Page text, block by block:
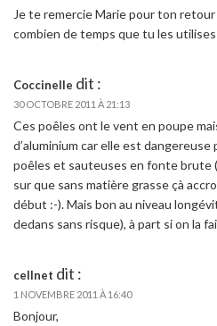
Je te remercie Marie pour ton
combien de temps que tu les utilises
Coccinelle dit :
30 OCTOBRE 2011 À 21:13
Ces poêles ont le vent en poupe
d’aluminium car elle est dangereuse
poêles et sauteuses en fonte brute
sur que sans matière grasse çà
début :-). Mais bon au niveau
dedans sans risque), à part si on la
cellnet dit :
1 NOVEMBRE 2011 À 16:40
Bonjour,